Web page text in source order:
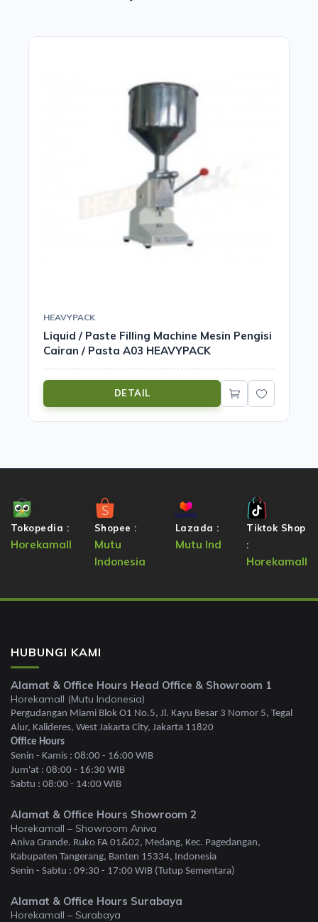
HEAVYPACK
Liquid / Paste Filling Machine Mesin Pengisi
Cairan / Pasta A03 HEAVYPACK
DETAIL
Tokopedia :
Horekamall
Shopee :
Mutu
Indonesia
Lazada :
Mutu Ind
Tiktok Shop
:
Horekamall
HUBUNGI KAMI
Alamat & Office Hours Head Office & Showroom 1
Horekamall (Mutu Indonesia)
Pergudangan Miami Blok O1 No.5, Jl. Kayu Besar 3 Nomor 5, Tegal
Alur, Kalideres, West Jakarta City, Jakarta 11820
Office Hours
Senin - Kamis : 08:00 - 16:00 WIB
Jum'at : 08:00 - 16:30 WIB
Sabtu : 08:00 - 14:00 WIB
Alamat & Office Hours Showroom 2
Horekamall – Showroom Aniva
Aniva Grande. Ruko FA 01&02, Medang, Kec. Pagedangan,
Kabupaten Tangerang, Banten 15334, Indonesia
Senin - Sabtu : 09:30 - 17:00 WIB (Tutup Sementara)
Alamat & Office Hours Surabaya
Horekamall – Surabaya